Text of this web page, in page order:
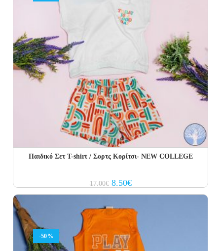
Παιδικό Σετ T-shirt / Σορτς Κορίτσι- NEW COLLEGE
17.00€ Original
price
was:
8.50€Current
price
is:
-50%